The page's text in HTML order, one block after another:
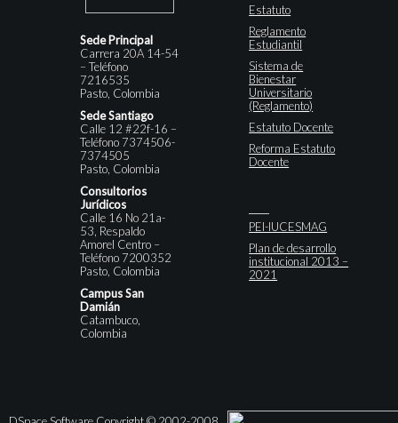
Sede Principal
Carrera 20A 14-54
– Teléfono
7216535
Pasto, Colombia
Sede Santiago
Calle 12 #22f-16 –
Teléfono 7374506-
7374505
Pasto, Colombia
Consultorios
Jurídicos
Calle 16 No 21a-
53, Respaldo
Amorel Centro –
Teléfono 7200352
Pasto, Colombia
Campus San
Damián
Catambuco,
Colombia
Estatuto
Reglamento
Estudiantil
Sistema de
Bienestar
Universitario
(Reglamento)
Estatuto Docente
Reforma Estatuto
Docente
PEI-IUCESMAG
Plan de desarrollo
institucional 2013 –
2021